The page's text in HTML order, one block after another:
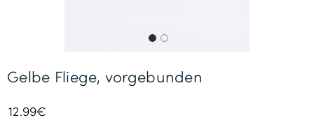
12.99€
Gelbe Fliege, vorgebunden